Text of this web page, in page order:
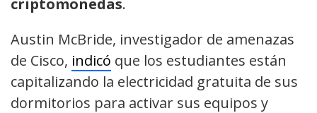
criptomonedas.
Austin McBride, investigador de amenazas
de Cisco, indicó que los estudiantes están
capitalizando la electricidad gratuita de sus
dormitorios para activar sus equipos y